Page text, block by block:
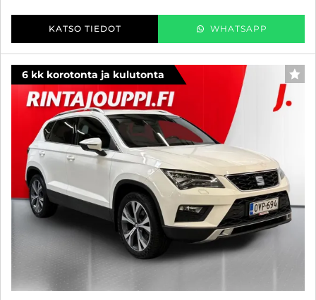
KATSO TIEDOT WHATSAPP
6 kk korotonta ja kulutonta